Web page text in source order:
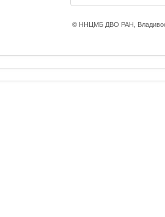
© ННЦМБ ДВО РАН,